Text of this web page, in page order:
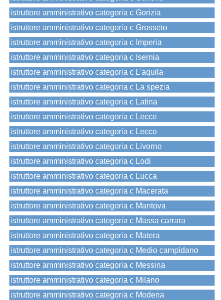
istruttore amministrativo categoria c Gorizia
istruttore amministrativo categoria c Grosseto
istruttore amministrativo categoria c Imperia
istruttore amministrativo categoria c Isernia
istruttore amministrativo categoria c L'aquila
istruttore amministrativo categoria c La spezia
istruttore amministrativo categoria c Latina
istruttore amministrativo categoria c Lecce
istruttore amministrativo categoria c Lecco
istruttore amministrativo categoria c Livorno
istruttore amministrativo categoria c Lodi
istruttore amministrativo categoria c Lucca
istruttore amministrativo categoria c Macerata
istruttore amministrativo categoria c Mantova
istruttore amministrativo categoria c Massa carrara
istruttore amministrativo categoria c Matera
istruttore amministrativo categoria c Medio campidano
istruttore amministrativo categoria c Messina
istruttore amministrativo categoria c Milano
istruttore amministrativo categoria c Modena